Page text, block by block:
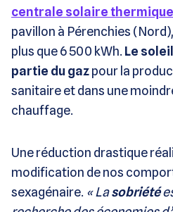
centrale solaire thermique
pavillon à Pérenchies
plus que 6 500 kWh. Le
partie du gazpour la
sanitaire et dans une
chauffage.
Une réduction drastique
modification de nos
sexagénaire. « Lasobriété